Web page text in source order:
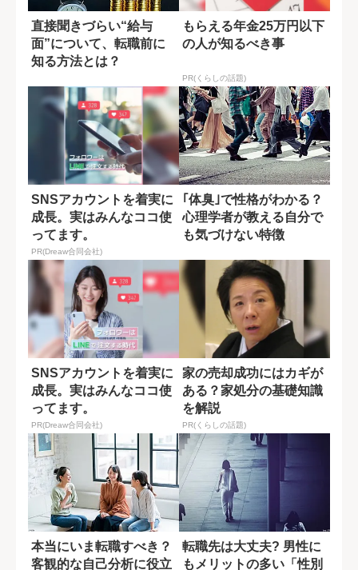
直接聞きづらい“給与
面”について、転職前に
知る方法とは？
もらえる年金25万円以下
の人が知るべき事
PR(くらしの話題)
SNSアカウントを着実に
成長。実はみんなココ使
ってます。
PR(Dreaw合同会社)
｢体臭｣で性格がわかる？
心理学者が教える自分で
も気づけない特徴
SNSアカウントを着実に
成長。実はみんなココ使
ってます。
PR(Dreaw合同会社)
家の売却成功にはカギが
ある？家処分の基礎知識
を解説
PR(くらしの話題)
本当にいま転職すべき？
客観的な自己分析に役立
転職先は大丈夫? 男性に
もメリットの多い「性別